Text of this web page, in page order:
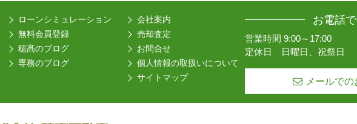
ローンシミュレーション
無料会員登録
穂髙のブログ
専務のブログ
会社案内
売却査定
お問合せ
個人情報の取扱いについて
サイトマップ
お電話
営業時間 9:00～17:00
定休日 日曜日、祝祭日
メールで